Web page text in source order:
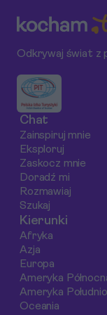
tapas, paella oraz
sangria. Dowiedz
jak zbudować
na gastronomiczne
doznania w Hiszpanii
latach 2025-2026.
Odkrywaj świat z
Chat
Zainspiruj mnie
Eksploruj
Zaskocz mnie
Doradź mi
Rozmawiaj
Szukaj
Kierunki
Afryka
Azja
Europa
Ameryka
Ameryka
Oceania